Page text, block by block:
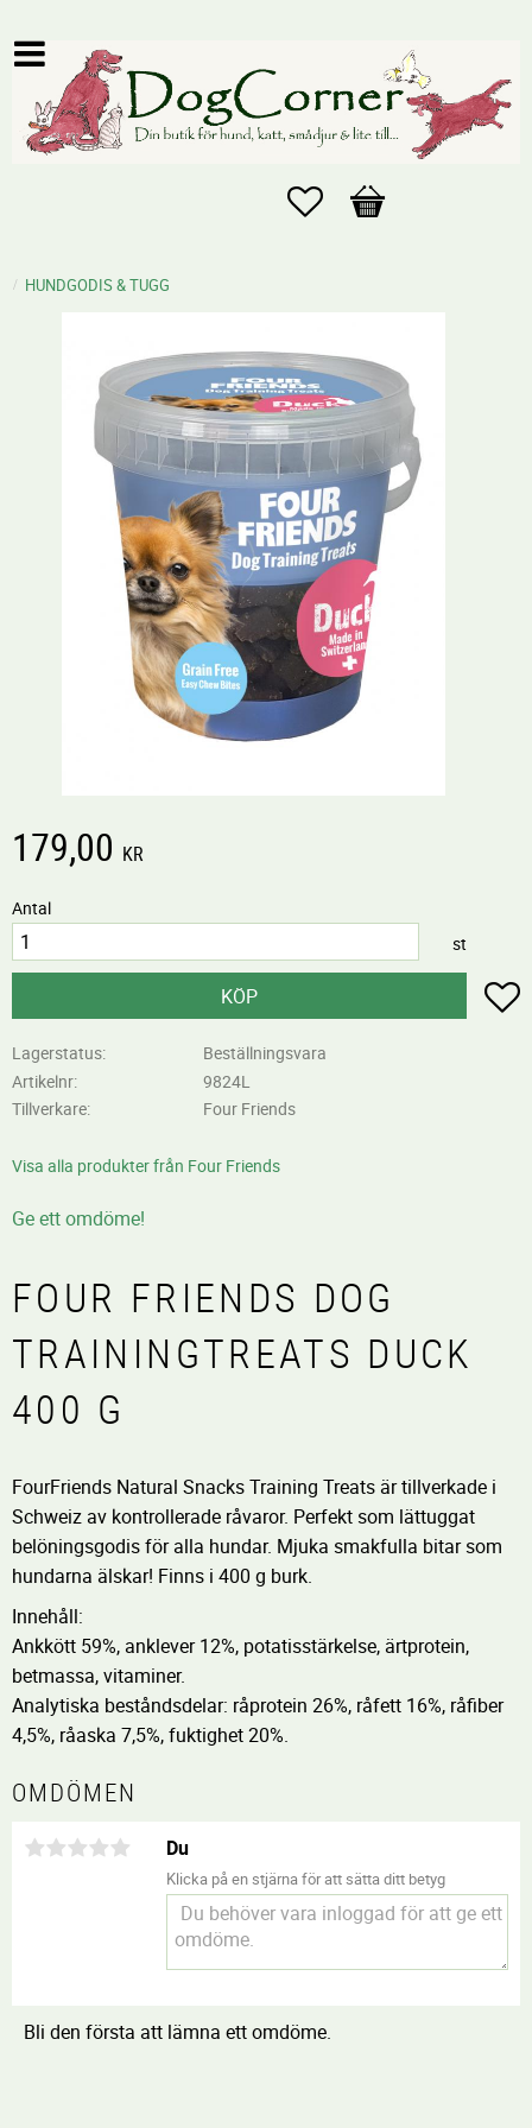
Favoriter
Kundvagn
HUNDGODIS & TUGG
179,00 KR
Antal
st
KÖP
Lagerstatus
Beställningsvara
Artikelnr
9824L
Tillverkare
Four Friends
Visa alla produkter från Four Friends
Ge ett omdöme!
FOUR FRIENDS DOG
TRAININGTREATS DUCK
400 G
FourFriends Natural Snacks Training Treats är tillverkade i
Schweiz av kontrollerade råvaror. Perfekt som lättuggat
belöningsgodis för alla hundar. Mjuka smakfulla bitar som
hundarna älskar! Finns i 400 g burk.
Innehåll:
Ankkött 59%, anklever 12%, potatisstärkelse, ärtprotein,
betmassa, vitaminer.
Analytiska beståndsdelar: råprotein 26%, råfett 16%, råfiber
4,5%, råaska 7,5%, fuktighet 20%.
OMDÖMEN
Du
Klicka på en stjärna för att sätta ditt betyg
Bli den första att lämna ett omdöme.